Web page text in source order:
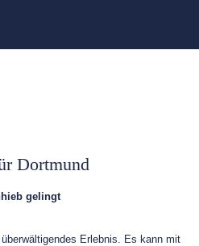
Dortmund
gelingt
Erlebnis. Es kann mit